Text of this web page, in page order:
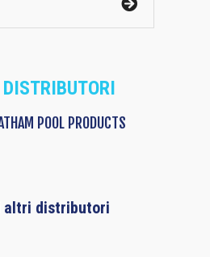
POOL PRODUCTS
altri distributori